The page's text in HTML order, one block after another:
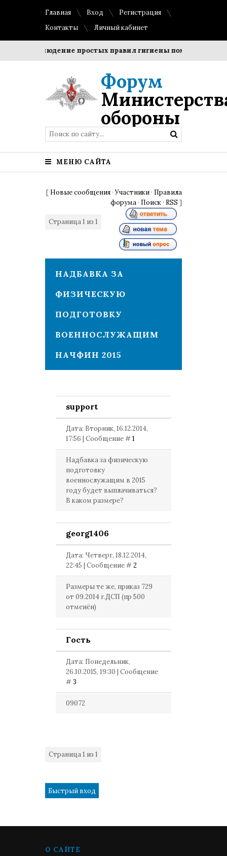
Главная Вход
Регистрация
Контакты
Личный кабинет
Соблюдение простых правил гигиены помогает
Форум
обороны
МЕНЮ САЙТА
[ Новые сообщения ·Участники · Правила
форума · Поиск · RSS ]
Страница1 из 1
НАДБАВКА ЗА
ФИЗИЧЕСКУЮ
ПОДГОТОВКУ
ВОЕННОСЛУЖАЩИМ
НАЧФИН 2015
support
Дата: Вторник, 16.12.2014,
17:56 | Сообщение #1
Надбавка за физическую
подготовку
военнослужащим в 2015
году будет выплачиваться?
В каком размере?
georg1406
Дата: Четверг, 18.12.2014,
22:45 | Сообщение #2
Размеры те же, приказ 729
от 09.2014 г.ДСП (пр 500
отменён)
Гость
Дата: Понедельник,
26.10.2015, 19:30 | Сообщение
#3
09072
Страница1 из 1
О САЙТЕ